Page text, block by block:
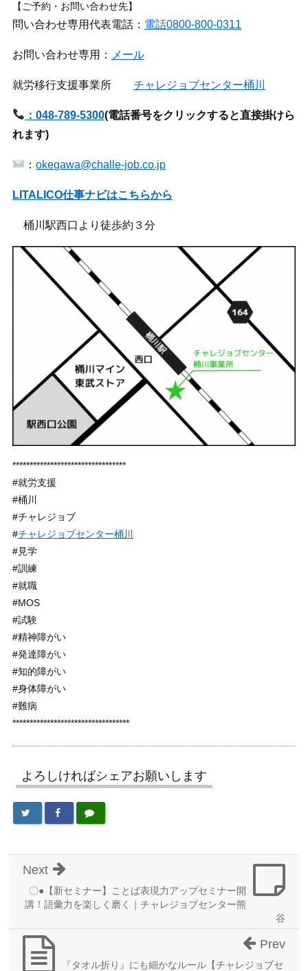
【ご予約・お問い合わせ先】
問い合わせ専用代表電話： 電話0800-800-0311
お問い合わせ専用： メール
就労移行支援事業所 チャレジョブセンター桶川
：048-789-5300(電話番号をクリックすると直接掛けら
れます)
：okegawa@challe-job.co.jp
LITALICO仕事ナビはこちらから
桶川駅西口より徒歩約３分
*********************************
#就労支援
#桶川
#チャレジョブ
#チャレジョブセンター桶川
#見学
#訓練
#就職
#MOS
#試験
#精神障がい
#発達障がい
#知的障がい
#身体障がい
#難病
**********************************
よろしければシェアお願いします
〇●【新セミナー】ことば表現力アップセミナー開
講！語彙力を楽しく磨く｜チャレジョブセンター熊
谷
Next
『タオル折り』にも細かなルール【チャレジョブセ
Prev